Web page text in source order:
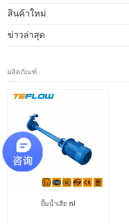
สินค้าใหม่
ข่าวล่าสุด
ผลิตภัณฑ์
ปั๊มน้ำเสีย nl